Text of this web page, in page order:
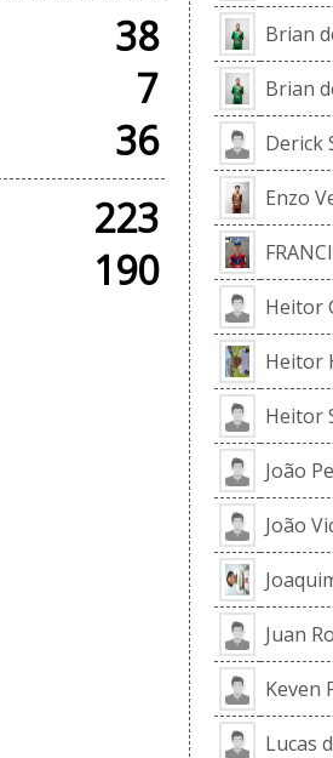
38
7
36
223
190
Brian
Brian
Derick
Enzo
Heitor
Heitor
Heitor
João
João
Juan
Keven
Lucas